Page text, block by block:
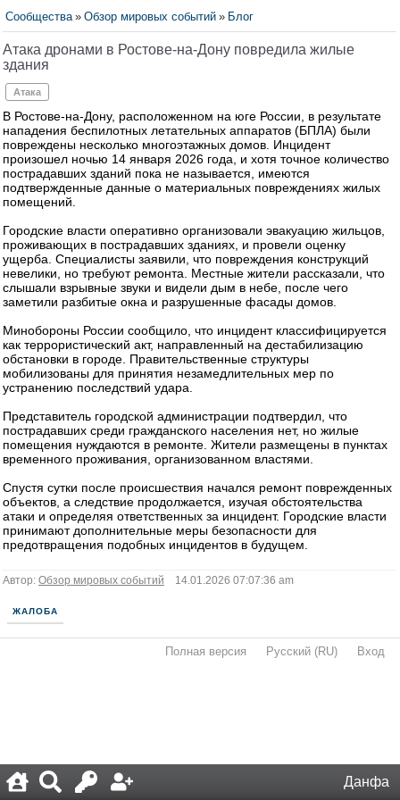
Данфа
Сообщества » Обзор мировых событий » Блог
Атака дронами в Ростове-на-Дону повредила жилые
здания
Атака
В Ростове-на-Дону, расположенном на юге России, в результате
нападения беспилотных летательных аппаратов (БПЛА) были
повреждены несколько многоэтажных домов. Инцидент
произошел ночью 14 января 2026 года, и хотя точное количество
пострадавших зданий пока не называется, имеются
подтвержденные данные о материальных повреждениях жилых
помещений.
Городские власти оперативно организовали эвакуацию жильцов,
проживающих в пострадавших зданиях, и провели оценку
ущерба. Специалисты заявили, что повреждения конструкций
невелики, но требуют ремонта. Местные жители рассказали, что
слышали взрывные звуки и видели дым в небе, после чего
заметили разбитые окна и разрушенные фасады домов.
Минобороны России сообщило, что инцидент классифицируется
как террористический акт, направленный на дестабилизацию
обстановки в городе. Правительственные структуры
мобилизованы для принятия незамедлительных мер по
устранению последствий удара.
Представитель городской администрации подтвердил, что
пострадавших среди гражданского населения нет, но жилые
помещения нуждаются в ремонте. Жители размещены в пунктах
временного проживания, организованном властями.
Спустя сутки после происшествия начался ремонт поврежденных
объектов, а следствие продолжается, изучая обстоятельства
атаки и определяя ответственных за инцидент. Городские власти
принимают дополнительные меры безопасности для
предотвращения подобных инцидентов в будущем.
Автор: Обзор мировых событий 14.01.2026 07:07:36 am
ЖАЛОБА
Полная версия Русский (RU) Вход